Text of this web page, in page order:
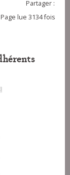
Partager :
Page lue 3134 fois